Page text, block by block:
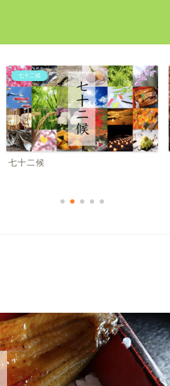
七十二候
七十二候